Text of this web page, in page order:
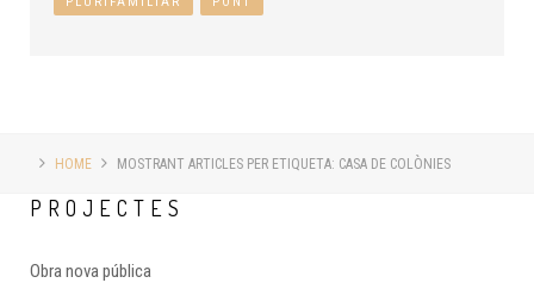
HOME MOSTRANT ARTICLES PER ETIQUETA: CASA DE COLÒNIES
PROJECTES
Obra nova pública